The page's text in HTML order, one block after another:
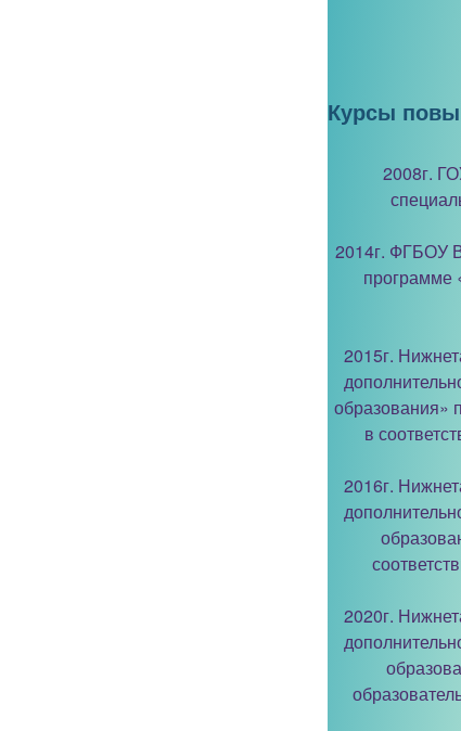
Курсы
2008г.
2014г. ФГБОУ
программе
2015г.
образования»
в
2016г.
2020г.